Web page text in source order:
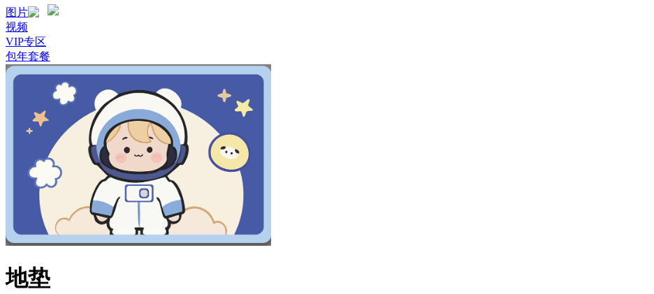
图片
视频
VIP专区
包年套餐
地垫